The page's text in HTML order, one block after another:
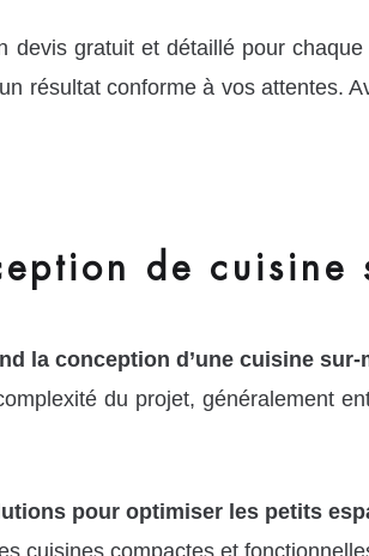
devis gratuit et détaillé pour
résultat conforme à vos attentes.
de cuisine
la conception d’une cuisine sur-
du projet, généralement
pour optimiser les petits
cuisines compactes et